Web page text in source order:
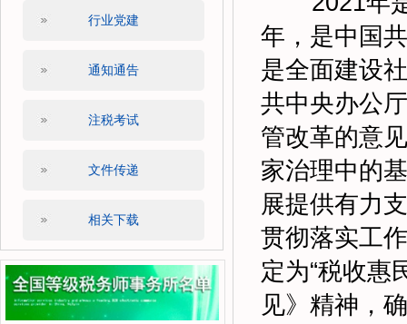
行业党建
通知通告
注税考试
文件传递
相关下载
年，是中国
是全面建设
共中央办公
管改革的意
家治理中的
展提供有力
贯彻落实工
定为“税收惠
见》精神，